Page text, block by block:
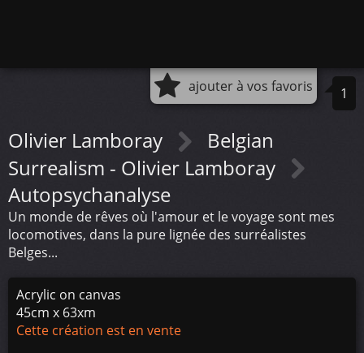
ajouter à vos favoris 1
Olivier Lamboray
Belgian
Surrealism - Olivier Lamboray
Autopsychanalyse
Un monde de rêves où l'amour et le voyage sont mes
locomotives, dans la pure lignée des surréalistes
Belges...
Acrylic on canvas
45cm x 63xm
Cette création est en vente